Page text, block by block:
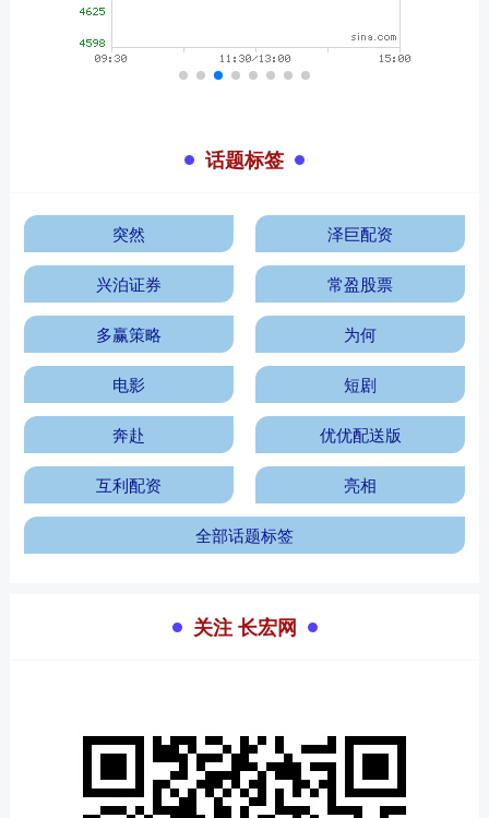
话题标签
突然 泽巨配资
兴泊证券 常盈股票
多赢策略 为何
电影 短剧
奔赴 优优配送版
互利配资 亮相
全部话题标签
关注 长宏网